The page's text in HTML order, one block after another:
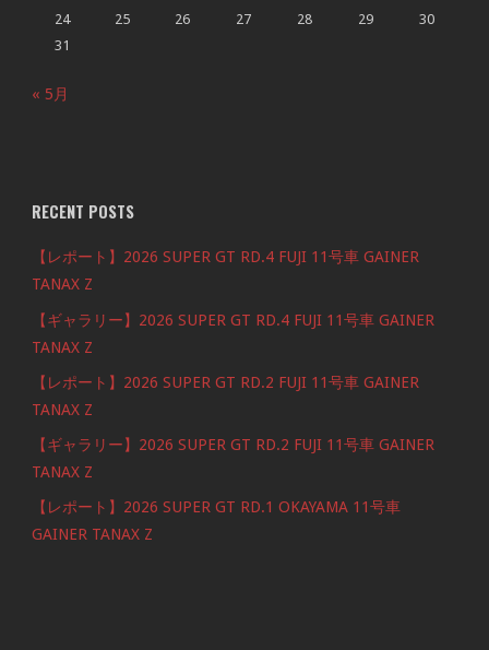
24
25 26 27 28 29
30
31
« 5月
RECENT POSTS
【レポート】2026 SUPER GT RD.4 FUJI 11号車 GAINER
TANAX Z
【ギャラリー】2026 SUPER GT RD.4 FUJI 11号車 GAINER
TANAX Z
【レポート】2026 SUPER GT RD.2 FUJI 11号車 GAINER
TANAX Z
【ギャラリー】2026 SUPER GT RD.2 FUJI 11号車 GAINER
TANAX Z
【レポート】2026 SUPER GT RD.1 OKAYAMA 11号車
GAINER TANAX Z